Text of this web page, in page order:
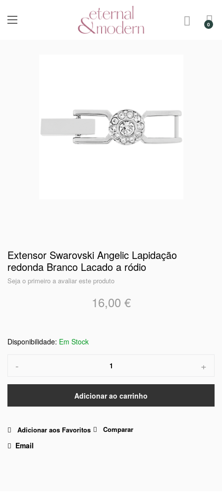
Extensor Swarovski Angelic Lapidação
redonda Branco Lacado a ródio
Seja o primeiro a avaliar este produto
16,00 €
Em Stock
- +
Adicionar ao carrinho
Adicionar aos Favoritos Comparar
Email